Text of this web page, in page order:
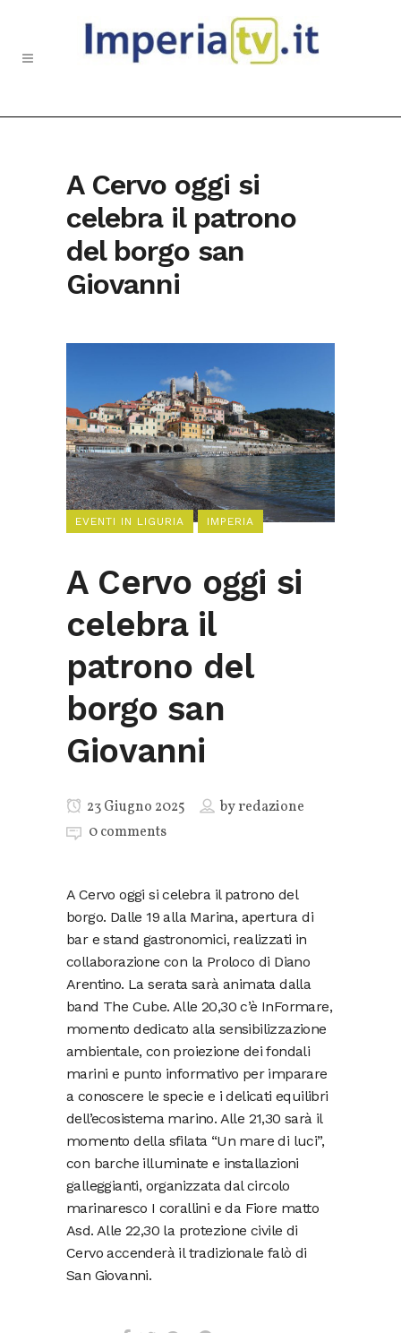
A Cervo oggi si
celebra il patrono
del borgo san
Giovanni
EVENTI IN LIGURIA IMPERIA
A Cervo oggi si
celebra il
patrono del
borgo san
Giovanni
23 Giugno 2025 byredazione
0 comments
A Cervo oggi si celebra il patrono del
borgo. Dalle 19 alla Marina, apertura di
bar e stand gastronomici, realizzati in
collaborazione con la Proloco di Diano
Arentino. La serata sarà animata dalla
band The Cube. Alle 20,30 c’è InFormare,
momento dedicato alla sensibilizzazione
ambientale, con proiezione dei fondali
marini e punto informativo per imparare
a conoscere le specie e i delicati equilibri
dell’ecosistema marino. Alle 21,30 sarà il
momento della sfilata “Un mare di luci”,
con barche illuminate e installazioni
galleggianti, organizzata dal circolo
marinaresco I corallini e da Fiore matto
Asd. Alle 22,30 la protezione civile di
Cervo accenderà il tradizionale falò di
San Giovanni.